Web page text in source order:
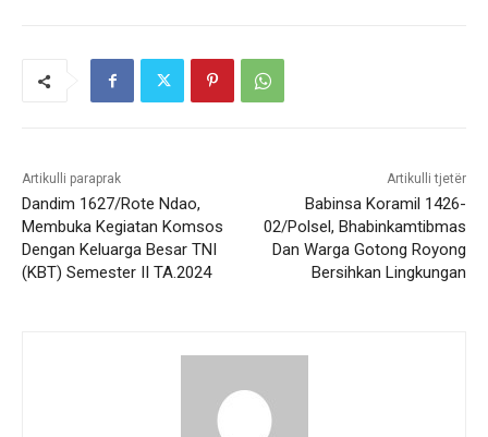
Artikulli paraprak
Dandim 1627/Rote Ndao,
Membuka Kegiatan Komsos
Dengan Keluarga Besar TNI
(KBT) Semester II TA.2024
Artikulli tjetër
Babinsa Koramil 1426-
02/Polsel, Bhabinkamtibmas
Dan Warga Gotong Royong
Bersihkan Lingkungan